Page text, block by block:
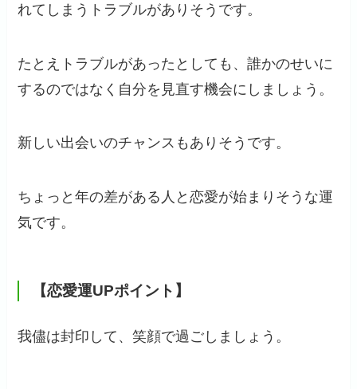
れてしまうトラブルがありそうです。
たとえトラブルがあったとしても、誰かのせいに
するのではなく自分を見直す機会にしましょう。
新しい出会いのチャンスもありそうです。
ちょっと年の差がある人と恋愛が始まりそうな運
気です。
【恋愛運UPポイント】
我儘は封印して、笑顔で過ごしましょう。